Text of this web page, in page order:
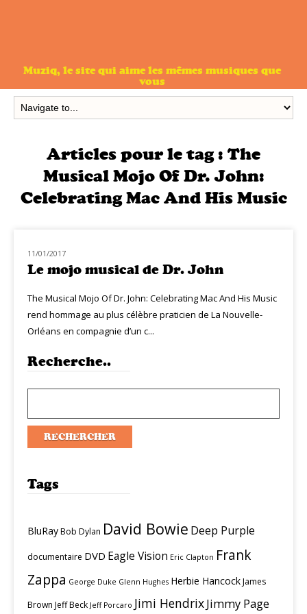
Muziq, le site qui aime les mêmes musiques que
vous
Articles pour le tag : The
Musical Mojo Of Dr. John:
Celebrating Mac And His Music
NOUVEAUTÉS
11/01/2017
Le mojo musical de Dr. John
The Musical Mojo Of Dr. John: Celebrating Mac And His Music
rend hommage au plus célèbre praticien de La Nouvelle-
Orléans en compagnie d’un c...
Recherche..
Tags
BluRayBob Dylan David Bowie Deep Purple
documentaire DVD Eagle Vision Eric Clapton Frank
Zappa George Duke Glenn Hughes Herbie HancockJames
Brown Jeff Beck Jeff Porcaro Jimi HendrixJimmy Page